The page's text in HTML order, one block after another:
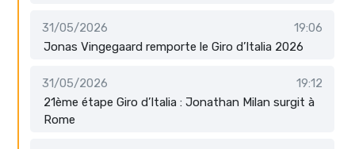
31/05/2026
19:06
Jonas Vingegaard remporte le Giro d’Italia 2026
31/05/2026
19:12
21ème étape Giro d’Italia : Jonathan Milan surgit à
Rome